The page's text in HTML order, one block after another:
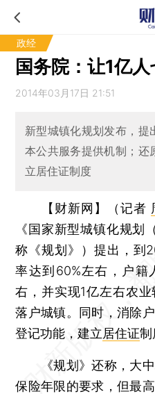
政经
国务院：让1亿
2014年03月17日 21:51
新型城镇化规划发布，提
本公共服务提供机制；还
立居住证制度
【财新网】（记者
《国家新型城镇化规划
称《规划》）提出，到
率达到60%左右，户籍
右，并实现1亿左右农
落户城镇。同时，消除
登记功能，建立居住证制
《规划》还称，大中
保险年限的要求，但最